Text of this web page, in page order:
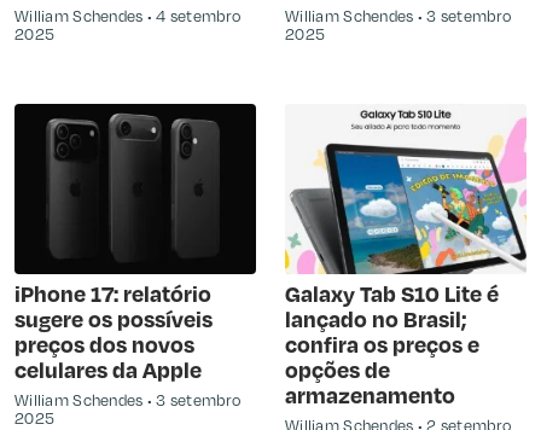
William Schendes
4 setembro
2025
William Schendes
3 setembro
2025
iPhone 17: relatório
sugere os possíveis
preços dos novos
celulares da Apple
William Schendes
3 setembro
2025
Galaxy Tab S10 Lite é
lançado no Brasil;
confira os preços e
opções de
armazenamento
William Schendes 2 setembro